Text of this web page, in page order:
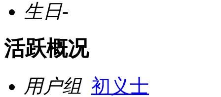
生日-
活跃概况
用户组 初义士